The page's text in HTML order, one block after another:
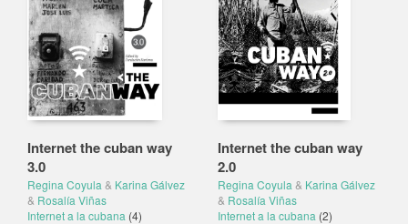
Internet the cuban way
3.0
Regina Coyula & Karina Gálvez
& Rosalía Viñas
Internet a la cubana (4)
Internet the cuban way
2.0
Regina Coyula & Karina Gálvez
& Rosalía Viñas
Internet a la cubana (2)